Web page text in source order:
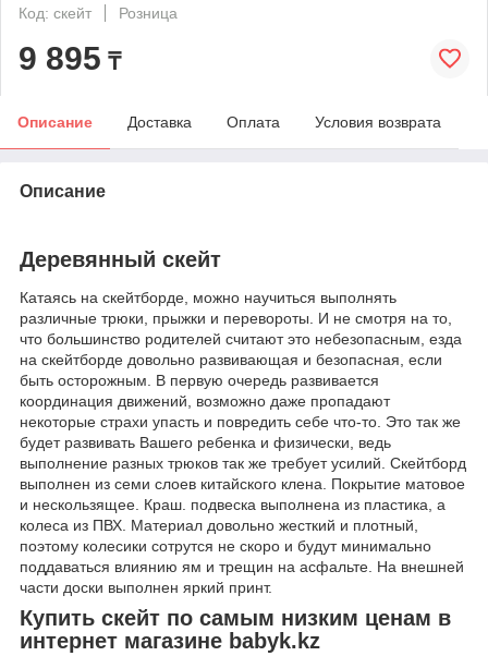
Код: скейт
Розница
9 895 ₸
Описание Доставка Оплата Условия возврата
Описание
Деревянный скейт
Катаясь на скейтборде, можно научиться выполнять
различные трюки, прыжки и перевороты. И не смотря на то,
что большинство родителей считают это небезопасным, езда
на скейтборде довольно развивающая и безопасная, если
быть осторожным. В первую очередь развивается
координация движений, возможно даже пропадают
некоторые страхи упасть и повредить себе что-то. Это так же
будет развивать Вашего ребенка и физически, ведь
выполнение разных трюков так же требует усилий. Скейтборд
выполнен из семи слоев китайского клена. Покрытие матовое
и нескользящее. Краш. подвеска выполнена из пластика, а
колеса из ПВХ. Материал довольно жесткий и плотный,
поэтому колесики сотрутся не скоро и будут минимально
поддаваться влиянию ям и трещин на асфальте. На внешней
части доски выполнен яркий принт.
Купить скейт по самым низким ценам в
интернет магазине babyk.kz